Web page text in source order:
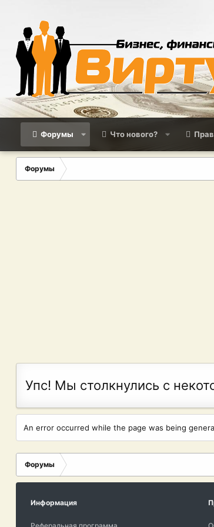
Форумы Что нового?
Форумы
Упс! Мы столкнулись с
An error occurred while the page was being
Форумы
Информация